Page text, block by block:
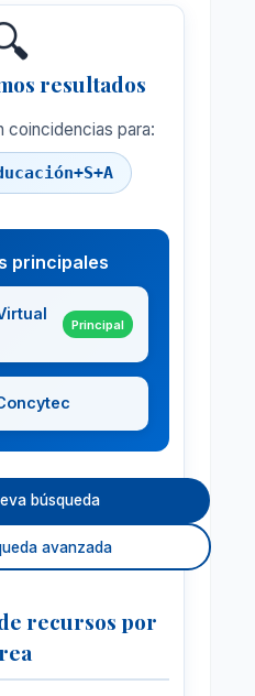
resultados
coincidencias para:
principales
Principal
búsqueda
avanzada
recursos por